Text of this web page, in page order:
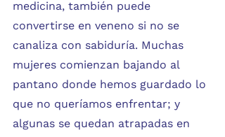
medicina, también puede
convertirse en veneno si no se
canaliza con sabiduría. Muchas
mujeres comienzan bajando al
pantano donde hemos guardado lo
que no queríamos enfrentar; y
algunas se quedan atrapadas en